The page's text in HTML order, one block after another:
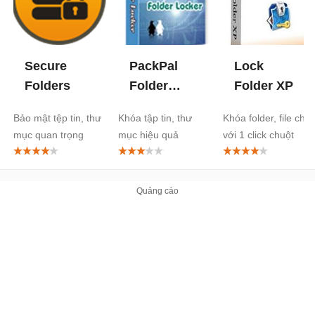
Secure
Folders
Bảo mật tệp tin, thư
mục quan trọng
PackPal
Folder
Khóa tập tin, thư
mục hiệu quả
Lock
Folder XP
Khóa folder, file chỉ
với 1 click chuột